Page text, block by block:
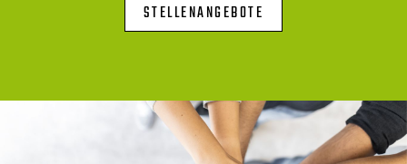
STELLENANGEBOTE